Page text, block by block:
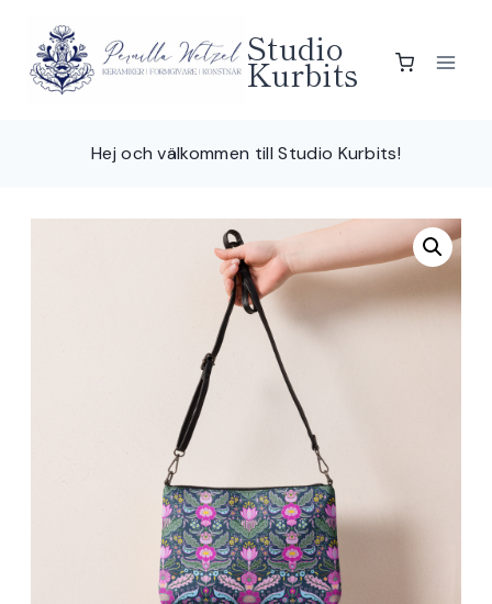
content
Studio
Kurbits
Hej och välkommen till Studio Kurbits!